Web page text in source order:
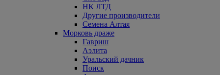
НК ЛТД
Другие производители
Семена Алтая
Морковь драже
Гавриш
Аэлита
Уральский дачник
Поиск